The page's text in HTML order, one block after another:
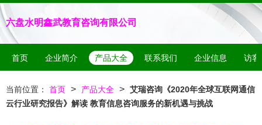
六盘水明鑫武教育咨询有限公司
首页 企业简介 产品大全 联系我们 企业信息 访客
当前位置： 首页 > 产品大全 > 艾瑞咨询《2020年全球互联网通信
云行业研究报告》解读 教育信息咨询服务的新机遇与挑战